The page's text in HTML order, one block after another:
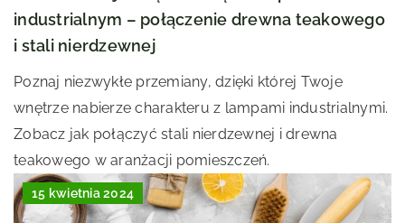
industrialnym – połączenie drewna teakowego
i stali nierdzewnej
Poznaj niezwykłe przemiany, dzięki której Twoje
wnętrze nabierze charakteru z lampami industrialnymi.
Zobacz jak połączyć stali nierdzewnej i drewna
teakowego w aranżacji pomieszczeń.
15 kwietnia 2024